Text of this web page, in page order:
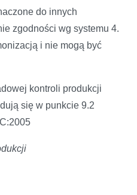
do innych
zgodności wg systemu 4.
i nie mogą być
kontroli produkcji
się w punkcie 9.2